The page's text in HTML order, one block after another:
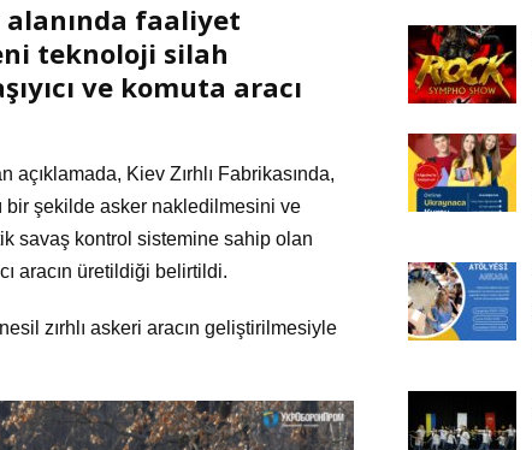
faaliyet
teknoloji silah
ve komuta aracı
açıklamada, Kiev Zırhlı Fabrikasında,
bir şekilde asker nakledilmesini ve
savaş kontrol sistemine sahip olan
aracın üretildiği belirtildi.
zırhlı askeri aracın geliştirilmesiyle